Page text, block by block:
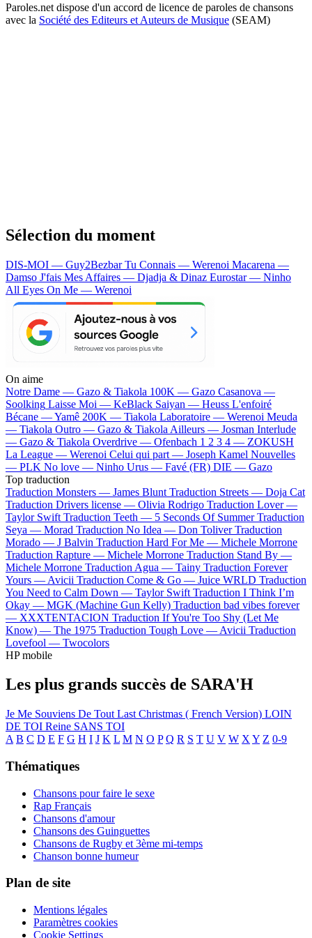
Paroles.net dispose d'un accord de licence de paroles de chansons
avec la Société des Editeurs et Auteurs de Musique (SEAM)
Sélection du moment
DIS-MOI — Guy2BezbarTu Connais — Werenoi Macarena —
Damso J'fais Mes Affaires — Djadja & Dinaz Eurostar — Ninho
All Eyes On Me — Werenoi
On aime
Notre Dame — Gazo & Tiakola 100K — Gazo Casanova —
Soolking Laisse Moi — KeBlack Saiyan — Heuss L'enfoiré
Bécane —Yamê 200K — Tiakola Laboratoire — Werenoi Meuda
— Tiakola Outro — Gazo & Tiakola Ailleurs — Josman Interlude
— Gazo & Tiakola Overdrive — Ofenbach 1 2 3 4 — ZOKUSH
La League — Werenoi Celui qui part — Joseph Kamel Nouvelles
— PLK No love — Ninho Urus — Favé (FR) DIE — Gazo
Top traduction
Traduction Monsters — James Blunt Traduction Streets — Doja Cat
Traduction Drivers license — Olivia Rodrigo Traduction Lover —
Taylor Swift Traduction Teeth — 5 Seconds Of Summer Traduction
Seya — Morad Traduction No Idea — Don Toliver Traduction
Morado — J Balvin Traduction Hard For Me — Michele Morrone
Traduction Rapture — Michele Morrone Traduction Stand By —
Michele Morrone Traduction Agua — Tainy Traduction Forever
Yours — Avicii Traduction Come & Go — Juice WRLD Traduction
You Need to Calm Down — Taylor Swift Traduction I Think I’m
Okay — MGK (Machine Gun Kelly) Traduction bad vibes forever
— XXXTENTACION Traduction If You're Too Shy (Let Me
Know) — The 1975 Traduction Tough Love — Avicii Traduction
Lovefool — Twocolors
HP mobile
Les plus grands succès de SARA'H
Je Me Souviens De Tout Last Christmas ( French Version) LOIN
DE TOI Reine SANS TOI
A B C D E F G H I J K L M N O P Q R S T U V W X Y Z 0-9
Thématiques
Chansons pour faire le sexe
Rap Français
Chansons d'amour
Chansons des Guinguettes
Chansons de Rugby et 3ème mi-temps
Chanson bonne humeur
Plan de site
Mentions légales
Paramètres cookies
Cookie Settings